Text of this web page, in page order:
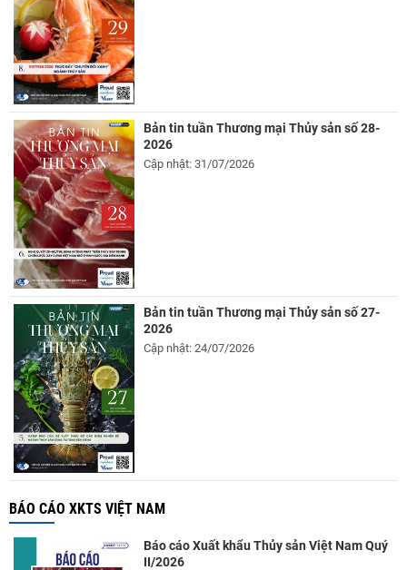
Bản tin tuần Thương mại Thủy sản số 28-
2026
Cập nhật: 31/07/2026
Bản tin tuần Thương mại Thủy sản số 27-
2026
Cập nhật: 24/07/2026
BÁO CÁO XKTS VIỆT NAM
Báo cáo Xuất khẩu Thủy sản Việt Nam Quý
II/2026